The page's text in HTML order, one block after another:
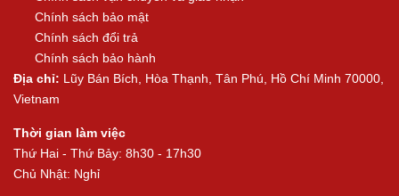
Chính sách bảo mật
Chính sách đổi trả
Chính sách bảo hành
Địa chỉ: Lũy Bán Bích, Hòa Thạnh, Tân Phú, Hồ Chí Minh 70000,
Vietnam
Thời gian làm việc
Thứ Hai - Thứ Bảy: 8h30 - 17h30
Chủ Nhật: Nghỉ